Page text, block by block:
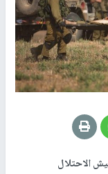
الاحتلال